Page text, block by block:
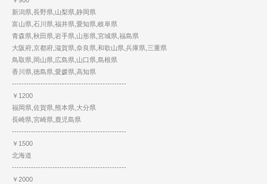
新潟県,長野県,山梨県,静岡県
富山県,石川県,福井県,愛知県,岐阜県
青森県,秋田県,岩手県,山形県,宮城県,福島県
大阪府,京都府,滋賀県,奈良県,和歌山県,兵庫県,三重県
鳥取県,岡山県,広島県,山口県,島根県
香川県,徳島県,愛媛県,高知県
------------------------------------------------
￥1200
福岡県,佐賀県,熊本県,大分県
長崎県,宮崎県,鹿児島県
------------------------------------------------
￥1500
北海道
------------------------------------------------
￥2000